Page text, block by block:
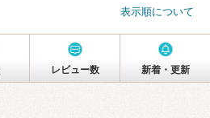
表示順について
レビュー数 新着・更新